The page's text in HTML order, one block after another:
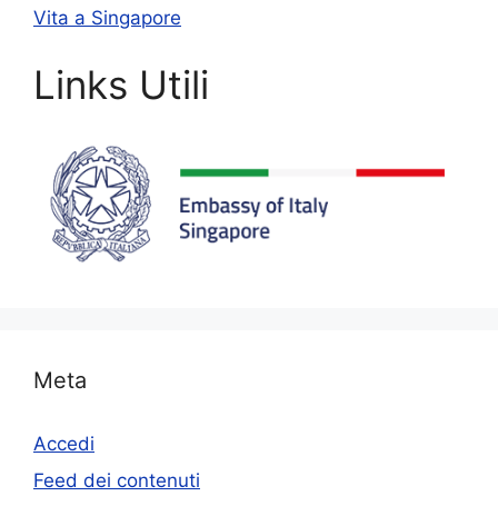
Vita a Singapore
Links Utili
Meta
Accedi
Feed dei contenuti